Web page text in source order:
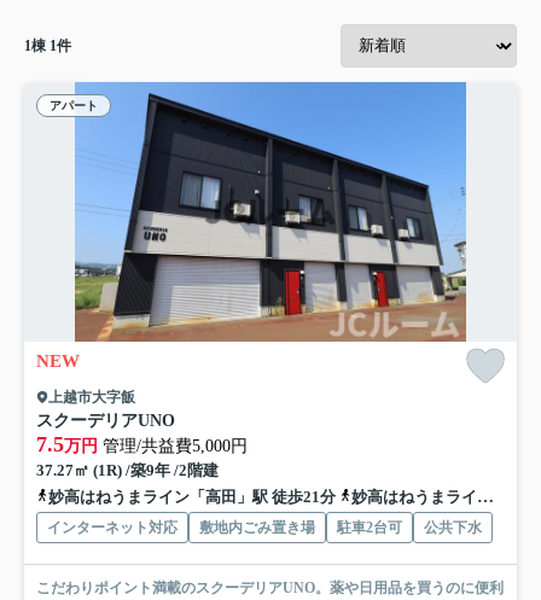
1棟 1件
アパート
NEW
上越市大字飯
スクーデリアUNO
7.5万円 管理/共益費5,000円
37.27㎡ (1R) /築9年 /2階建
妙高はねうまライン「高田」駅 徒歩21分
妙高はねうまライン「春日山」駅 徒歩37分
インターネット対応 敷地内ごみ置き場 駐車2台可 公共下水
こだわりポイント満載のスクーデリアUNO。薬や日用品を買うのに便利